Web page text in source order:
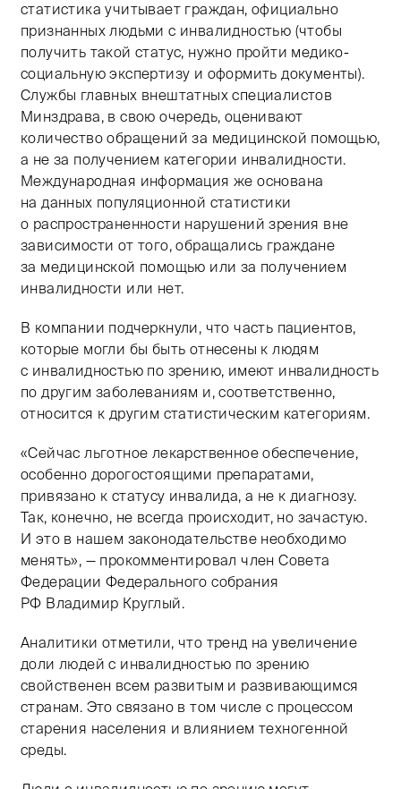
статистика учитывает граждан, официально
признанных людьми с инвалидностью (чтобы
получить такой статус, нужно пройти медико-
социальную экспертизу и оформить документы).
Службы главных внештатных специалистов
Минздрава, в свою очередь, оценивают
количество обращений за медицинской помощью,
а не за получением категории инвалидности.
Международная информация же основана
на данных популяционной статистики
о распространенности нарушений зрения вне
зависимости от того, обращались граждане
за медицинской помощью или за получением
инвалидности или нет.
В компании подчеркнули, что часть пациентов,
которые могли бы быть отнесены к людям
с инвалидностью по зрению, имеют инвалидность
по другим заболеваниям и, соответственно,
относится к другим статистическим категориям.
«Сейчас льготное лекарственное обеспечение,
особенно дорогостоящими препаратами,
привязано к статусу инвалида, а не к диагнозу.
Так, конечно, не всегда происходит, но зачастую.
И это в нашем законодательстве необходимо
менять», — прокомментировал член Совета
Федерации Федерального собрания
РФ Владимир Круглый.
Аналитики отметили, что тренд на увеличение
доли людей с инвалидностью по зрению
свойственен всем развитым и развивающимся
странам. Это связано в том числе с процессом
старения населения и влиянием техногенной
среды.